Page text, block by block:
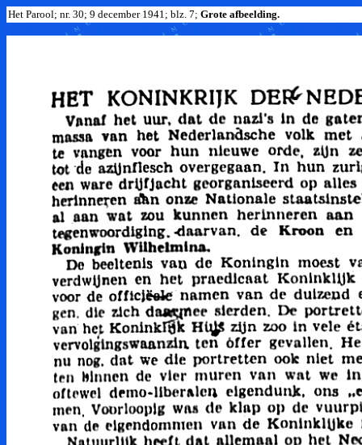
Het Parool; nr. 30; 9 december 1941; blz. 7; Grote afbeelding.